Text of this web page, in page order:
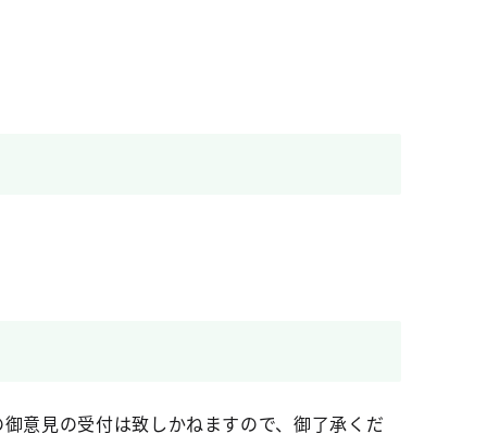
意見の受付は致しかねますので、御了承くだ